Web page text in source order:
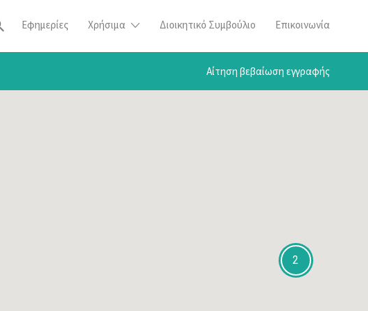
Εφημερίες Χρήσιμα Διοικητικό Συμβούλιο Επικοινωνία
Αίτηση βεβαίωση εγγραφής
2